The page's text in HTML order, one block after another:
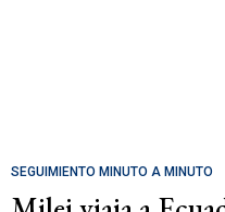
SEGUIMIENTO MINUTO A MINUTO